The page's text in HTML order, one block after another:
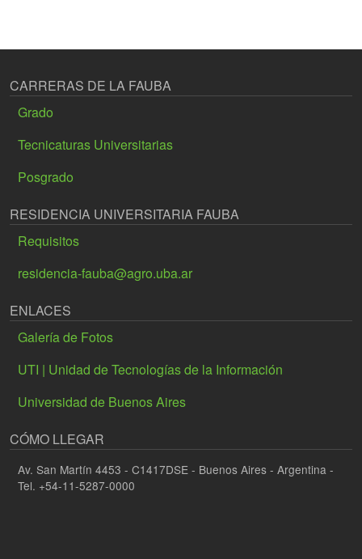
CARRERAS DE LA FAUBA
Grado
Tecnicaturas Universitarias
Posgrado
RESIDENCIA UNIVERSITARIA FAUBA
Requisitos
residencia-fauba@agro.uba.ar
ENLACES
Galería de Fotos
UTI | Unidad de Tecnologías de la Información
Universidad de Buenos Aires
CÓMO LLEGAR
Av. San Martín 4453 - C1417DSE - Buenos Aires - Argentina -
Tel. +54-11-5287-0000